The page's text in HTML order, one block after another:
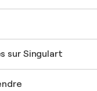
commercial
d'art original
qu'Artiste
sur Singulart